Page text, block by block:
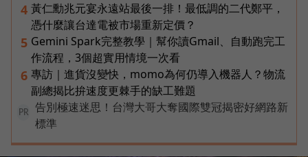
4 黃仁勳兆元宴永遠站最後一排！最低調的二代鄭平，
憑什麼讓台達電被市場重新定價？
5 Gemini Spark完整教學｜幫你讀Gmail、自動跑完工
作流程，3個超實用情境一次看
6 專訪｜進貨沒變快，momo為何仍導入機器人？物流
副總揭比拚速度更棘手的缺工難題
PR
告別極速迷思！台灣大哥大奪國際雙冠揭密好網路新
標準